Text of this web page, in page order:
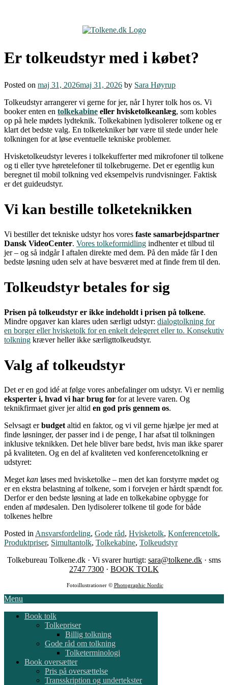
Er tolkeudstyr med i købet?
Posted on maj 31, 2026maj 31, 2026 by Sara Høyrup
Tolkeudstyr arrangerer vi gerne for jer, når I hyrer tolk hos os. Vi
booker enten en tolkekabine eller hvisketolkeanlæg, som kobles
op på hele mødets lydteknik. Tolkekabinen lydisolerer tolkene og er
klart det bedste valg. En tolketekniker bør være til stede under hele
tolkningen for at løse eventuelle tekniske problemer.
Hvisketolkeudstyr leveres i tolkekufferter med mikrofoner til tolkene
og ti eller tyve høretelefoner til tolkebrugerne. Det er egentlig kun
beregnet til mobil tolkning ved eksempelvis rundvisninger. Faktisk
er det guideudstyr.
Vi kan bestille tolketeknikken
Vi bestiller det tekniske udstyr hos vores faste samarbejdspartner
Dansk VideoCenter. Vores tolkeformidling indhenter et tilbud til
jer – og så indgår I aftalen direkte med dem. På den måde får I den
bedste løsning uden selv at have besværet med at finde frem til den.
Tolkeudstyr betales for sig
Prisen på tolkeudstyr er ikke indeholdt i prisen på tolkene.
Mindre opgaver kan klares uden særligt udstyr: dialogtolkning for
en borger eller hvisketolk for en enkelt delegeret eller to. Konsekutiv
tolkning kræver heller ikke særligttolkeudstyr.
Valg af tolkeudstyr
Det er en god idé at følge vores anbefalinger om udstyr. Vi er nemlig
eksperter i, hvad vi har brug for for at levere varen. Og
teknikfirmaet giver jer altid en god pris gennem os.
Selvsagt erbudgetaltid en faktor, og vi vil gerne hjælpe jer med at
finde løsninger, der passer ind i de penge, I har afsat til tolkningen
inklusive teknikken. Det hele bliver bare bedst, hvis man ikke sparer
på kvaliteten. Og en del af kvaliteten ved konferencetolkning er
udstyret:
Megetkan løses med hvisketolke – men det kan forstyrre mødet og
er en ekstra belastning af tolkene, som i forvejen er hårdt spændt for.
Derfor er den bedste løsning at lade en tolkekabine opbygge for
enden af mødesalen. Den lydisolerer tolkene til gode for både
tolkenes helbre
Posted inAnsvarsfordeling, Gode råd, Hvisketolk, Konferencetolk,
Produktpriser, Simultantolk, Tolkekabine, Tolkeudstyr
Tolkebureau Tolkene.dk · Vi svarer hurtigt: sara@tolkene.dk · sms
2747 7300 · BOOK TOLK
Fotoillustrationer © Photographic Nordic
Menu
Book tolk
Tolkepriser
Billig tolkning
Gode råd om tolkning
Tolketerminologi
Book oversætter
Pris på oversættelse
Transskription og undertekster